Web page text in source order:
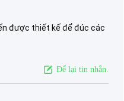
được thiết kế để đúc các
Để lại tin nhắn.